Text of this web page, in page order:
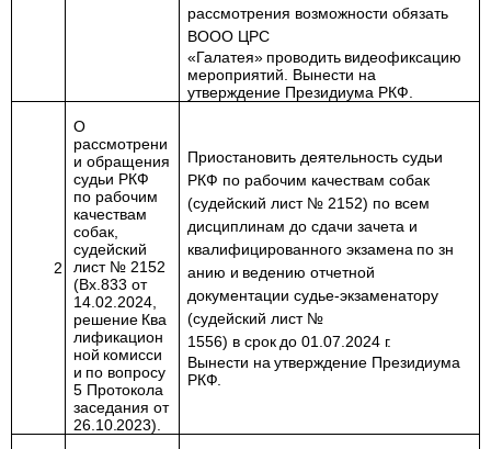
рассмотрения возможности обязать
ВООО ЦРС
«Галатея» проводить видеофиксацию
мероприятий. Вынести на
утверждение Президиума РКФ.
2
О
рассмотрени
и обращения
судьи РКФ
по рабочим
качествам
собак,
судейский
лист № 2152
(Вх.833 от
14.02.2024,
решение Ква
лификацион
ной комисси
и по вопросу
5 Протокола
заседания от
26.10.2023).
Приостановить деятельность судьи
РКФ по рабочим качествам собак
(судейский лист № 2152) по всем
дисциплинам до сдачи зачета и
квалифицированного экзамена по зн
анию и ведению отчетной
документации судье-экзаменатору
(судейский лист №
1556) в срок до 01.07.2024 г.
Вынести на утверждение Президиума
РКФ